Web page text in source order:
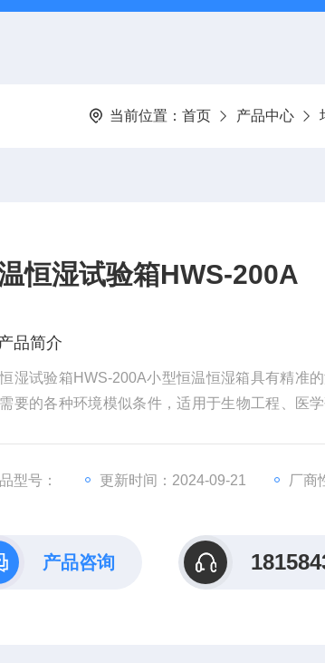
当前位置： 首页 产品中心
恒湿试验箱HWS-200A
品简介
湿试验箱HWS-200A小型恒温恒湿箱具有精准
要的各种环境模似条件，适用于生物工程、医
型号： 更新时间：2024-09-21 厂商
产品咨询